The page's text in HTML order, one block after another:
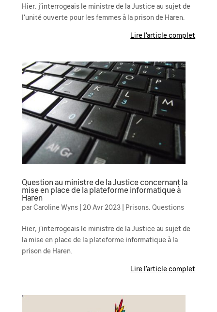
Hier, j’interrogeais le ministre de la Justice au sujet de
l’unité ouverte pour les femmes à la prison de Haren.
Lire l'article complet
Question au ministre de la Justice concernant la
mise en place de la plateforme informatique à
Haren
parCaroline Wyns| 20 Avr 2023| Prisons, Questions
Hier, j’interrogeais le ministre de la Justice au sujet de
la mise en place de la plateforme informatique à la
prison de Haren.
Lire l'article complet